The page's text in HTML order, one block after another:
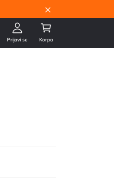
×
Prijavi se Korpa